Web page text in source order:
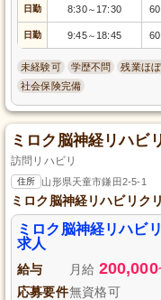
日勤 8:30～ 17:30
日勤 9:45～ 18:45
未経験可 学歴不問 残業ほ
社会保険完備
ミロク脳神経リハビ
訪問リハビリ
住所 山形県天童市鎌田2-5-1
ミロク脳神経リハビリク
ミロク脳神経リハビ
求人
給与 月給 200,000
応募要件無資格可